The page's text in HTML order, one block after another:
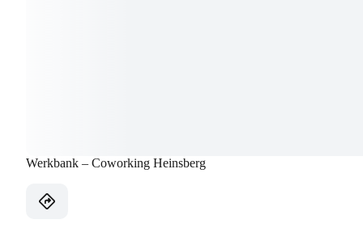
Werkbank – Coworking Heinsberg